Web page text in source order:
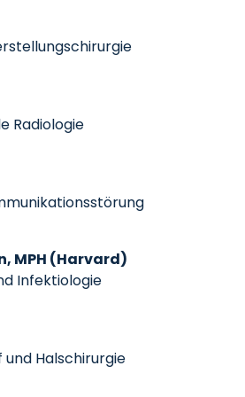
Radiologie
MPH (Harvard)
Infektiologie
und Halschirurgie